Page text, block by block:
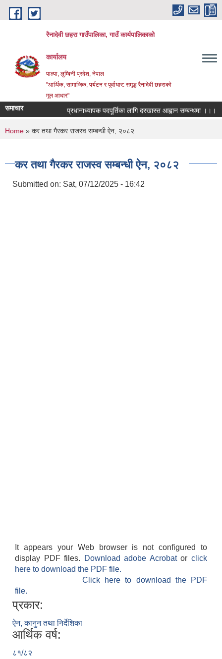
Skip to main content
रैनादेवी छहरा गाउँपालिका, गाउँ कार्यपालिकाको
कार्यालय
पाल्पा, लुम्बिनी प्रदेश, नेपाल
"आर्थिक, सामाजिक, पर्यटन र पूर्वाधार: समृद्ध रैनादेवी छहराको
मूल आधार"
समाचार प्रधानाध्यापक पदपूर्तिका लागि दरखास्त आह्वान सम्बन्धमा ।।।
You are here
Home » कर तथा गैरकर राजस्व सम्बन्धी ऐन, २०८२
कर तथा गैरकर राजस्व सम्बन्धी ऐन, २०८२
Submitted on: Sat, 07/12/2025 - 16:42
It appears your Web browser is not configured to
display PDF files.
Download adobe Acrobatorclick
here to download the PDF file.
Click here to download the PDF
file.
प्रकार:
ऐन, कानुन तथा निर्देशिका
आर्थिक वर्ष:
८१/८२